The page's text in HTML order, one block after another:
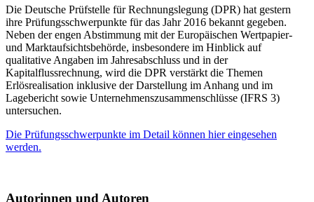
Die Deutsche Prüfstelle für Rechnungslegung (DPR) hat gestern
ihre Prüfungsschwerpunkte für das Jahr 2016 bekannt gegeben.
Neben der engen Abstimmung mit der Europäischen Wertpapier-
und Marktaufsichtsbehörde, insbesondere im Hinblick auf
qualitative Angaben im Jahresabschluss und in der
Kapitalflussrechnung, wird die DPR verstärkt die Themen
Erlösrealisation inklusive der Darstellung im Anhang und im
Lagebericht sowie Unternehmenszusammenschlüsse (IFRS 3)
untersuchen.
Die Prüfungsschwerpunkte im Detail können hier eingesehen
werden.
Autorinnen und Autoren